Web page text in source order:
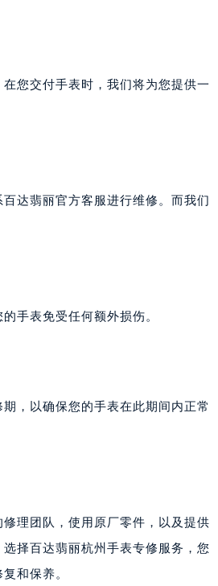
您交付手表时，我们将为您提供一
达翡丽官方客服进行维修。而我们
手表免受任何额外损伤。
，以确保您的手表在此期间内正常
理团队，使用原厂零件，以及提供
择百达翡丽杭州手表专修服务，您
和保养。